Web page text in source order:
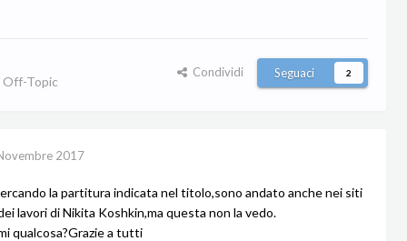
Off-Topic
Condividi Seguaci 2
2017
la partitura indicata nel titolo,sono andato anche nei siti
lavori di Nikita Koshkin,ma questa non la vedo.
qualcosa?Grazie a tutti